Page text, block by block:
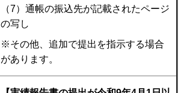
（7）通帳の振込先が記載されたページ
の写し
※その他、追加で提出を指示する場合
があります。